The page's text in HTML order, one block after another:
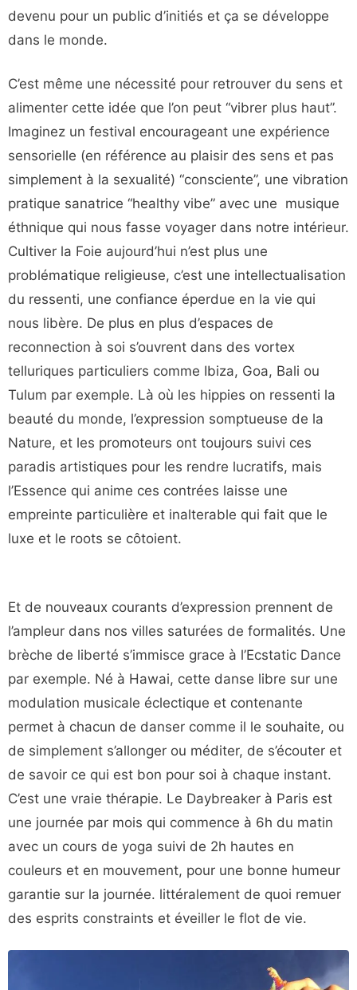
devenu pour un public d’initiés et ça se développe
dans le monde.
C’est même une nécessité pour retrouver du sens et
alimenter cette idée que l’on peut “vibrer plus haut”.
Imaginez un festival encourageant une expérience
sensorielle (en référence au plaisir des sens et pas
simplement à la sexualité) “consciente”, une vibration
pratique sanatrice “healthy vibe” avec une musique
éthnique qui nous fasse voyager dans notre intérieur.
Cultiver la Foie aujourd’hui n’est plus une
problématique religieuse, c’est une intellectualisation
du ressenti, une confiance éperdue en la vie qui
nous libère. De plus en plus d’espaces de
reconnection à soi s’ouvrent dans des vortex
telluriques particuliers comme Ibiza, Goa, Bali ou
Tulum par exemple. Là où les hippies on ressenti la
beauté du monde, l’expression somptueuse de la
Nature, et les promoteurs ont toujours suivi ces
paradis artistiques pour les rendre lucratifs, mais
l’Essence qui anime ces contrées laisse une
empreinte particulière et inalterable qui fait que le
luxe et le roots se côtoient.
Et de nouveaux courants d’expression prennent de
l’ampleur dans nos villes saturées de formalités. Une
brèche de liberté s’immisce grace à l’Ecstatic Dance
par exemple. Né à Hawai, cette danse libre sur une
modulation musicale éclectique et contenante
permet à chacun de danser comme il le souhaite, ou
de simplement s’allonger ou méditer, de s’écouter et
de savoir ce qui est bon pour soi à chaque instant.
C’est une vraie thérapie. Le Daybreaker à Paris est
une journée par mois qui commence à 6h du matin
avec un cours de yoga suivi de 2h hautes en
couleurs et en mouvement, pour une bonne humeur
garantie sur la journée. littéralement de quoi remuer
des esprits constraints et éveiller le flot de vie.